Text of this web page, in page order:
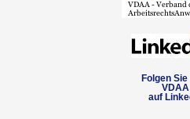
Folgen Sie
VDAA
auf